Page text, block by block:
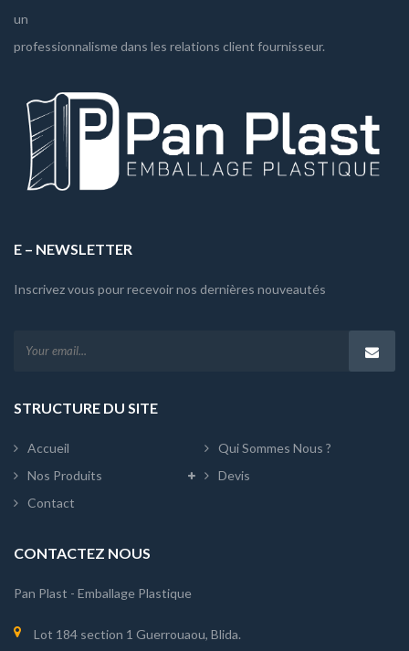
un
professionnalisme dans les relations client fournisseur.
E – NEWSLETTER
Inscrivez vous pour recevoir nos dernières nouveautés
STRUCTURE DU SITE
Accueil
Qui Sommes Nous ?
Nos Produits
Devis
Contact
CONTACTEZ NOUS
Pan Plast - Emballage Plastique
Lot 184 section 1 Guerrouaou, Blida.